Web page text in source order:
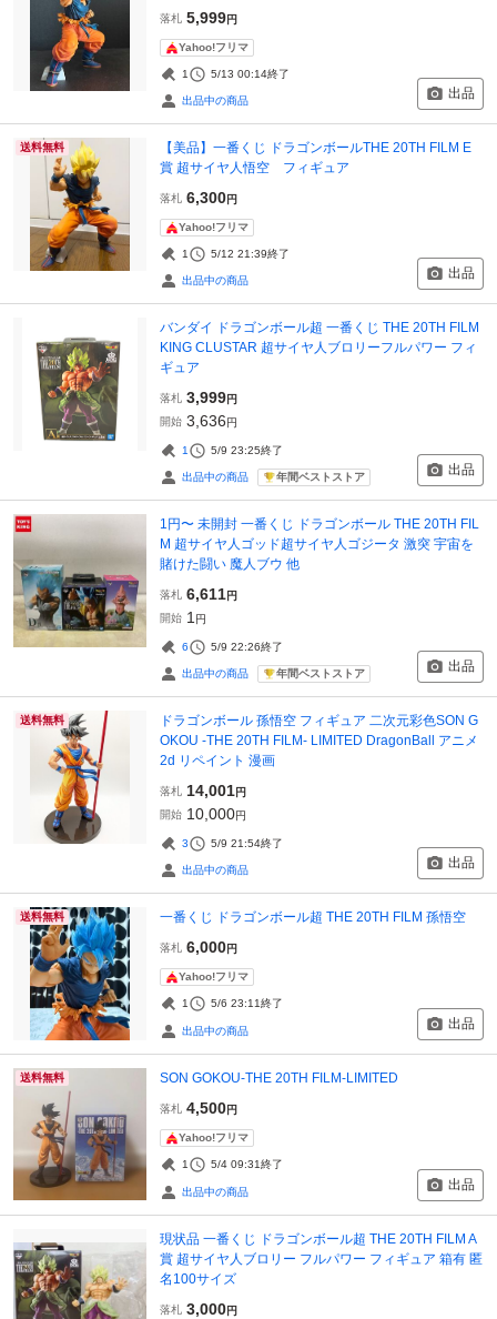
落札 5,999円
Yahoo!フリマ
1 5/13 00:14終了
出品中の商品 出品
送料無料
【美品】一番くじ ドラゴンボールTHE 20TH FILM E
賞 超サイヤ人悟空 フィギュア
落札 6,300円
Yahoo!フリマ
1 5/12 21:39終了
出品中の商品 出品
バンダイ ドラゴンボール超 一番くじ THE 20TH FILM
KING CLUSTAR 超サイヤ人ブロリーフルパワー フィ
ギュア
落札 3,999円
開始 3,636円
1 5/9 23:25終了
出品中の商品 年間ベストストア 出品
1円〜 未開封 一番くじ ドラゴンボール THE 20TH FIL
M 超サイヤ人ゴッド超サイヤ人ゴジータ 激突 宇宙を
賭けた闘い 魔人ブウ 他
落札 6,611円
開始 1 円
6 5/9 22:26終了
出品中の商品 年間ベストストア 出品
送料無料
ドラゴンボール 孫悟空 フィギュア 二次元彩色SON G
OKOU -THE 20TH FILM- LIMITED DragonBall アニメ
2d リペイント 漫画
落札 14,001円
開始 10,000円
3 5/9 21:54終了
出品中の商品 出品
送料無料 一番くじ ドラゴンボール超 THE 20TH FILM 孫悟空
落札 6,000円
Yahoo!フリマ
1 5/6 23:11終了
出品中の商品 出品
送料無料 SON GOKOU-THE 20TH FILM-LIMITED
落札 4,500円
Yahoo!フリマ
1 5/4 09:31終了
出品中の商品 出品
現状品 一番くじ ドラゴンボール超 THE 20TH FILM A
賞 超サイヤ人ブロリー フルパワー フィギュア 箱有 匿
名100サイズ
落札 3,000円